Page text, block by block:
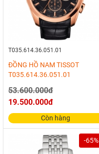
T035.614.36.051.01
ĐỒNG HỒ NAM TISSOT
T035.614.36.051.01
53.600.000đ
19.500.000đ
Còn hàng
-65%